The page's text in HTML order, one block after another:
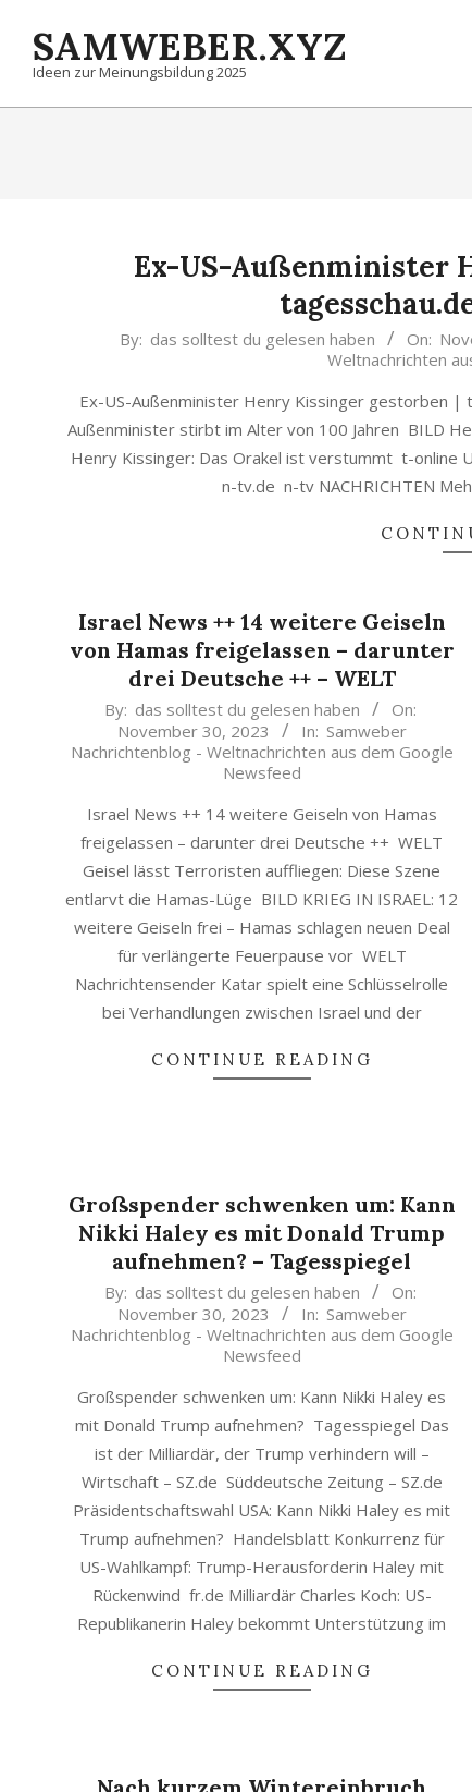
contentSAMWEBER.XYZ
Ideen zur Meinungsbildung 2025
Ex-US-Außenminister
30
By: das solltest du gelesen haben On:
Weltnachrichten
Ex-US-Außenminister Henry Kissinger gestorben |
Außenminister stirbt im Alter von 100 Jahren BILD
Henry Kissinger: Das Orakel ist verstummt t-online
n-tv.de n-tv NACHRICHTEN
Israel News ++ 14 weitere Geiseln
von Hamas freigelassen – darunter
drei Deutsche ++ – WELT
2023-
30
By: das solltest du gelesen haben
On:
November 30, 2023
In: Samweber
Nachrichtenblog - Weltnachrichten aus dem Google
Newsfeed
Israel News ++ 14 weitere Geiseln von Hamas
freigelassen – darunter drei Deutsche ++ WELT
Geisel lässt Terroristen auffliegen: Diese Szene
entlarvt die Hamas-Lüge BILD KRIEG IN ISRAEL: 12
weitere Geiseln frei – Hamas schlagen neuen Deal
für verlängerte Feuerpause vor WELT
Nachrichtensender Katar spielt eine Schlüsselrolle
bei Verhandlungen zwischen Israel und der
CONTINUE READING
Großspender schwenken um: Kann
Nikki Haley es mit Donald Trump
aufnehmen? – Tagesspiegel
2023-
30
By: das solltest du gelesen haben
On:
November 30, 2023
In: Samweber
Nachrichtenblog - Weltnachrichten aus dem Google
Newsfeed
Großspender schwenken um: Kann Nikki Haley es
mit Donald Trump aufnehmen? Tagesspiegel Das
ist der Milliardär, der Trump verhindern will –
Wirtschaft – SZ.de Süddeutsche Zeitung – SZ.de
Präsidentschaftswahl USA: Kann Nikki Haley es mit
Trump aufnehmen? Handelsblatt Konkurrenz für
US-Wahlkampf: Trump-Herausforderin Haley mit
Rückenwind fr.de Milliardär Charles Koch: US-
Republikanerin Haley bekommt Unterstützung im
CONTINUE READING